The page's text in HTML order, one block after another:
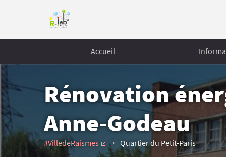
Accueil
Rénovation
Anne-Godeau
#VilledeRaismes
(Lien externe)
Quartier du Petit-Paris